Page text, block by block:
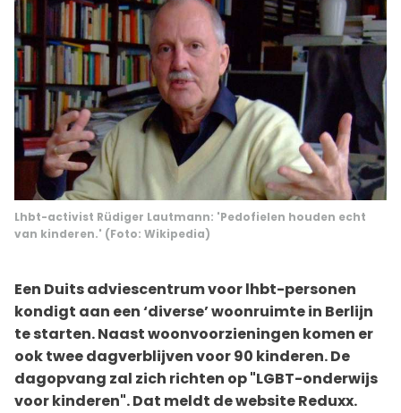
Lhbt-activist Rüdiger Lautmann: 'Pedofielen houden echt
van kinderen.' (Foto: Wikipedia)
Een Duits adviescentrum voor lhbt-personen
kondigt aan een ‘diverse’ woonruimte in Berlijn
te starten. Naast woonvoorzieningen komen er
ook twee dagverblijven voor 90 kinderen. De
dagopvang zal zich richten op "LGBT-onderwijs
voor kinderen". Dat meldt de website Reduxx.